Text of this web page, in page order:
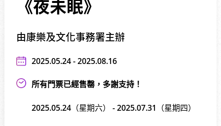
《夜未眠》
由康樂及文化事務署主辦
2025.05.24 - 2025.08.16
所有門票已經售罄，多謝支持！
2025.05.24（星期六） - 2025.07.31（星期四）